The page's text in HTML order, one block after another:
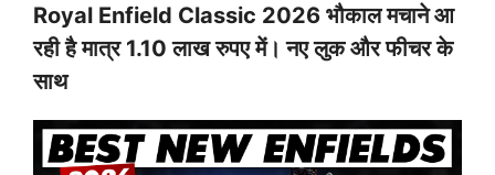
Royal Enfield Classic 2026 भौकाल मचाने आ
रही है मात्र 1.10 लाख रुपए में। नए लुक और फीचर के
साथ